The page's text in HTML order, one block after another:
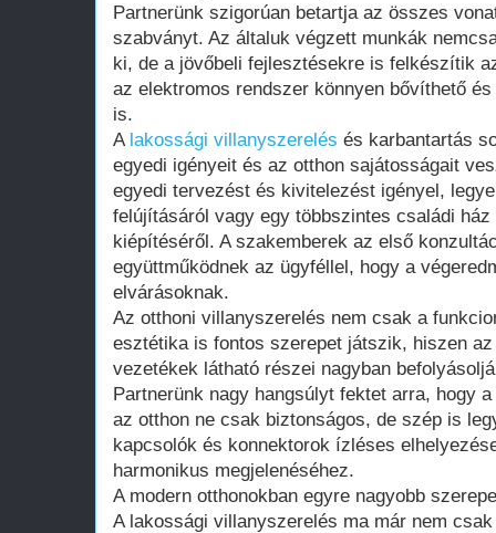
Partnerünk szigorúan betartja az összes
szabványt. Az általuk végzett munkák
ki, de a jövőbeli fejlesztésekre is felkészítik
az elektromos rendszer könnyen bővíthető
is.
A lakossági villanyszerelés és karbantartás
egyedi igényeit és az otthon sajátosságait
egyedi tervezést és kivitelezést igényel,
felújításáról vagy egy többszintes családi
kiépítéséről. A szakemberek az első
együttműködnek az ügyféllel, hogy a
elvárásoknak.
Az otthoni villanyszerelés nem csak a
esztétika is fontos szerepet játszik, hiszen
vezetékek látható részei nagyban
Partnerünk nagy hangsúlyt fektet arra, hogy
az otthon ne csak biztonságos, de szép is
kapcsolók és konnektorok ízléses
harmonikus megjelenéséhez.
A modern otthonokban egyre nagyobb
A lakossági villanyszerelés ma már nem